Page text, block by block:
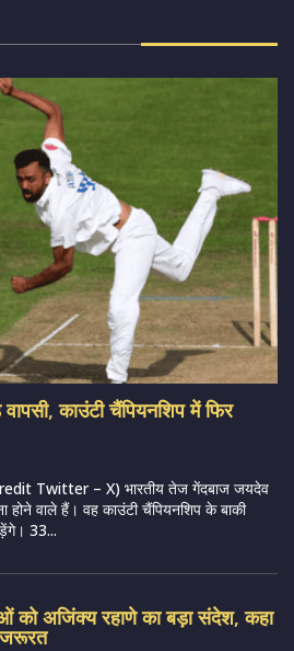
काउंटी चैंपियनशिप में फिर
Twitter – X) भारतीय तेज गेंदबाज जयदेव
होने वाले हैं। वह काउंटी चैंपियनशिप के बाकी
33...
को अजिंक्य रहाणे का बड़ा संदेश, कहा
जरूरत